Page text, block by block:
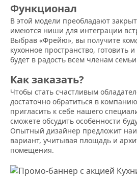
Функционал
В этой модели преобладают
имеются ниши для интеграции
Выбрав «Фрейю», вы получите
кухонное пространство, готовить
будет в радость всем членам
Как заказать?
Чтобы стать счастливым
достаточно обратиться в
пригласить к себе нашего
сможете обсудить особенности
Опытный дизайнер предложит
вариант, учитывая площадь и
помещения.